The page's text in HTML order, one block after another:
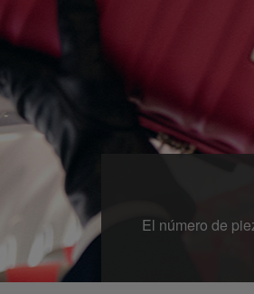
El número de